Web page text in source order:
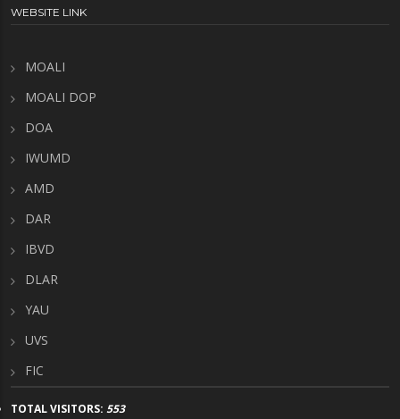
WEBSITE LINK
MOALI
MOALI DOP
DOA
IWUMD
AMD
DAR
IBVD
DLAR
YAU
UVS
FIC
TOTAL VISITORS: 553